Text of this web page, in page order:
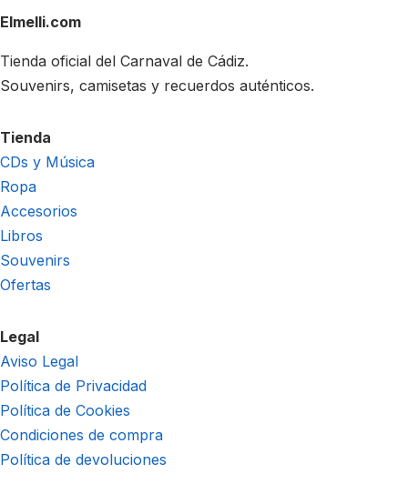
Elmelli.com
Tienda oficial del Carnaval de Cádiz.
Souvenirs, camisetas y recuerdos auténticos.
Tienda
CDs y Música
Ropa
Accesorios
Libros
Souvenirs
Ofertas
Legal
Aviso Legal
Política de Privacidad
Política de Cookies
Condiciones de compra
Política de devoluciones